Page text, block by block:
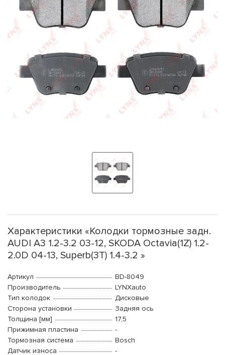
Характеристики «Колодки тормозные задн.
AUDI A3 1.2-3.2 03-12, SKODA Octavia(1Z) 1.2-
2.0D 04-13, Superb(3T) 1.4-3.2 »
Артикул
BD-8049
Производитель
LYNXauto
Тип колодок
Дисковые
Сторона установки
Задняя ось
Толщина [мм]
17,5
Прижимная пластина
-
Тормозная система
Bosch
Датчик износа
-